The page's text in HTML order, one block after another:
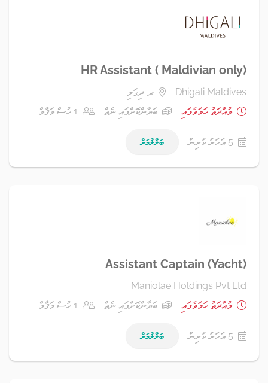
HR Assistant ( Maldivian only)
Dhigali Maldives
ރ. ދިގަލި
މުއްދަތު ހަމަވެފައި
ބަޔާންކޮށްފައި ނެތް 1 ހުސް މަޤާމް
5 އަހަރު ކުރިން ބަލާލުމަށް
Assistant Captain (Yacht)
Maniolae Holdings Pvt Ltd
މުއްދަތު ހަމަވެފައި
ބަޔާންކޮށްފައި ނެތް 1 ހުސް މަޤާމް
5 އަހަރު ކުރިން ބަލާލުމަށް